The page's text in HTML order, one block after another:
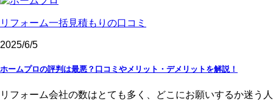
リフォーム一括見積もりの口コミ
2025/6/5
ホームプロの評判は最悪？口コミやメリット・デメリットを解説！
リフォーム会社の数はとても多く、どこにお願いするか迷う人